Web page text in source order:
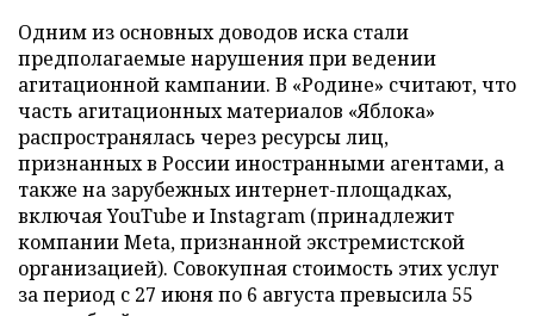
Одним из основных доводов иска стали
предполагаемые нарушения при ведении
агитационной кампании. В «Родине» считают, что
часть агитационных материалов «Яблока»
распространялась через ресурсы лиц,
признанных в России иностранными агентами, а
также на зарубежных интернет-площадках,
включая YouTube и Instagram (принадлежит
компании Meta, признанной экстремистской
организацией). Совокупная стоимость этих услуг
за период с 27 июня по 6 августа превысила 55